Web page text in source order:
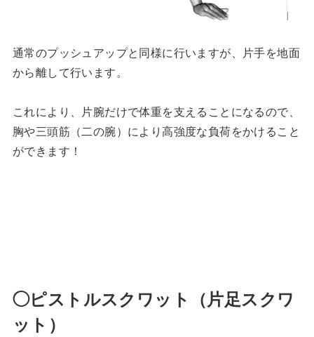
通常のプッシュアップと同様に行いますが、片手を地面
から離して行います。
これにより、片腕だけで体重を支えることになるので、
胸や三頭筋（二の腕）により高強度な負荷をかけること
ができます！
◯ピストルスクワット（片足スクワ
ット）